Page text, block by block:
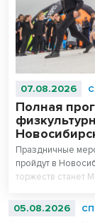
07.08.2026
Полная
Праздничные
пройдут в
торжеств станет
05.08.2026